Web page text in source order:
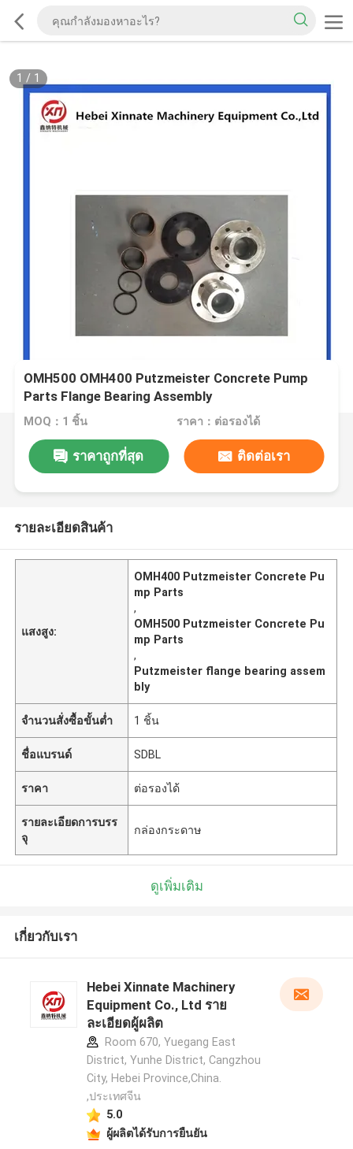
1 / 1
OMH500 OMH400 Putzmeister Concrete Pump
Parts Flange Bearing Assembly
MOQ：1 ชิ้น ราคา：ต่อรองได้
ราคาถูกที่สุด ติดต่อเรา
รายละเอียดสินค้า
แสงสูง:
OMH400 Putzmeister Concrete Pu
mp Parts
,
OMH500 Putzmeister Concrete Pu
mp Parts
,
Putzmeister flange bearing assem
bly
จำนวนสั่งซื้อขั้นต่ำ 1 ชิ้น
ชื่อแบรนด์ SDBL
ราคา ต่อรองได้
รายละเอียดการบรร
จุ
กล่องกระดาษ
ดูเพิ่มเติม
เกี่ยวกับเรา
Hebei Xinnate Machinery
Equipment Co., Ltd ราย
ละเอียดผู้ผลิต
Room 670, Yuegang East
District, Yunhe District, Cangzhou
City, Hebei Province,China.
,ประเทศจีน
5.0
ผู้ผลิตได้รับการยืนยัน